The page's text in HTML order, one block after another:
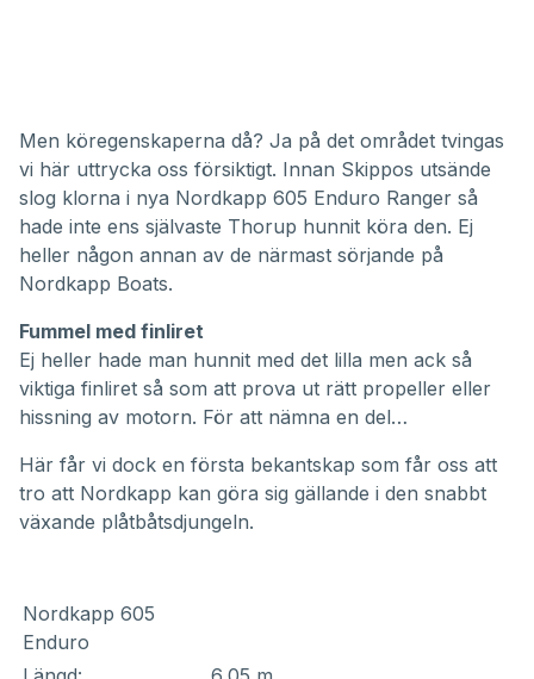
Men köregenskaperna då? Ja på det området tvingas
vi här uttrycka oss försiktigt. Innan Skippos utsände
slog klorna i nya Nordkapp 605 Enduro Ranger så
hade inte ens självaste Thorup hunnit köra den. Ej
heller någon annan av de närmast sörjande på
Nordkapp Boats.
Fummel med finliret
Ej heller hade man hunnit med det lilla men ack så
viktiga finliret så som att prova ut rätt propeller eller
hissning av motorn. För att nämna en del…
Här får vi dock en första bekantskap som får oss att
tro att Nordkapp kan göra sig gällande i den snabbt
växande plåtbåtsdjungeln.
Nordkapp 605
Enduro